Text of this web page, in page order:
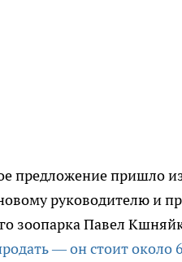
предложение пришло
руководителю и
зоопарка Павел
— он стоит около